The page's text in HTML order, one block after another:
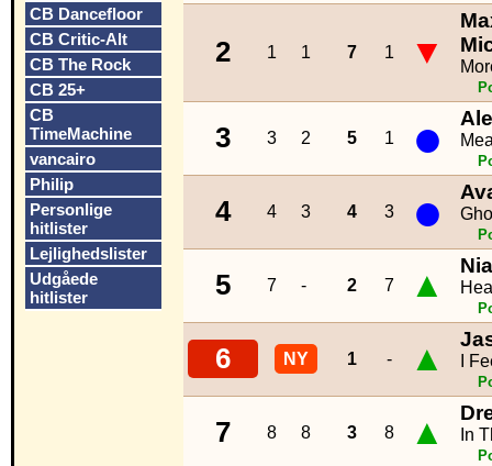
CB Dancefloor
CB Critic-Alt
CB The Rock
CB 25+
CB
TimeMachine
vancairo
Philip
Personlige
hitlister
Lejlighedslister
Udgåede
hitlister
2 1 1 7 1 ▼
3 3 2 5 1 ●
4 4 3 4 3 ●
5 7 - 2 7 ▲
6 NY 1 - ▲ I
7 8 8 3 8 ▲ In